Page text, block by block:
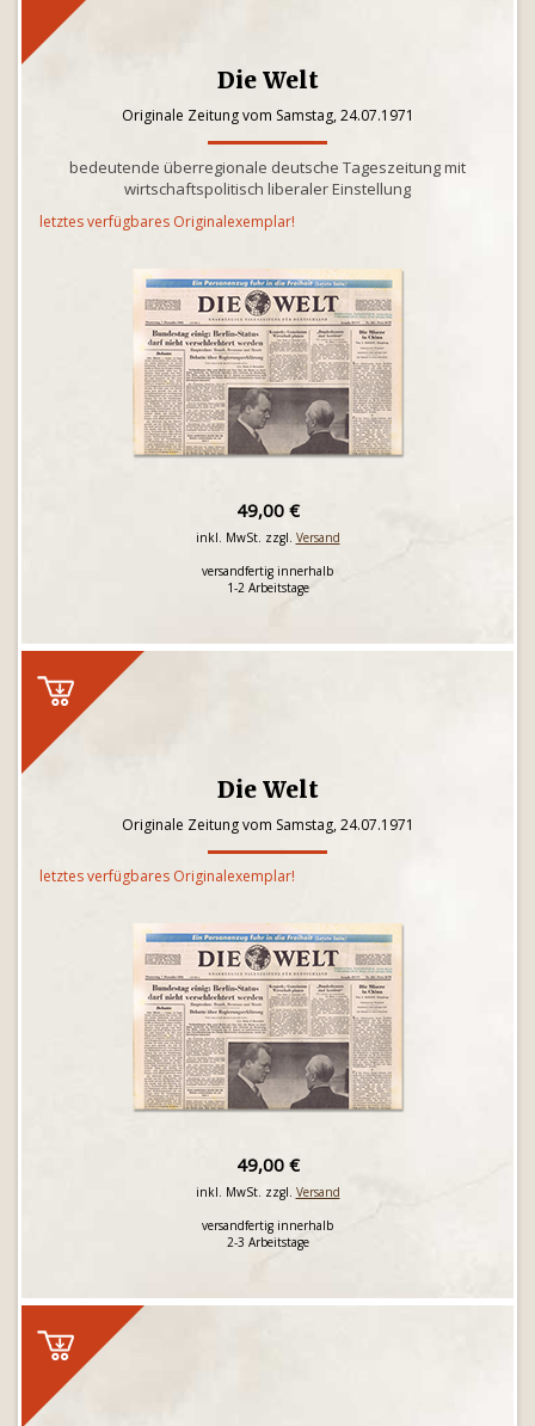
Die Welt
Originale Zeitung vom Samstag, 24.07.1971
bedeutende überregionale deutsche Tageszeitung mit
wirtschaftspolitisch liberaler Einstellung
letztes verfügbares Originalexemplar!
49,00 €
inkl. MwSt. zzgl. Versand
versandfertig innerhalb
1-2 Arbeitstage
Die Welt
Originale Zeitung vom Samstag, 24.07.1971
letztes verfügbares Originalexemplar!
49,00 €
inkl. MwSt. zzgl. Versand
versandfertig innerhalb
2-3 Arbeitstage